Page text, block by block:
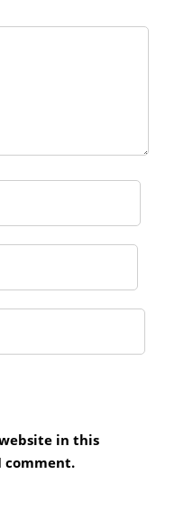
in this
comment.